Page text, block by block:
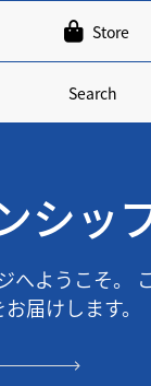
 Store
Search
シッ
ようこそ。
届けします。